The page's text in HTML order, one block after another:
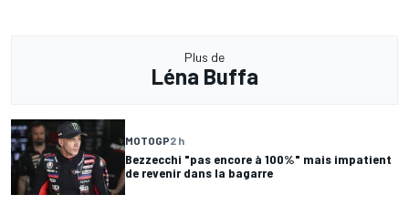
Plus de
Léna Buffa
MOTOGP2 h
Bezzecchi "pas encore à 100%" mais impatient
de revenir dans la bagarre